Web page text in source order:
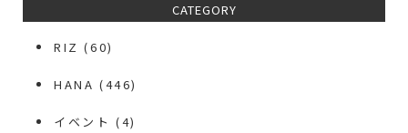
CATEGORY
RIZ (60)
HANA (446)
イベント (4)